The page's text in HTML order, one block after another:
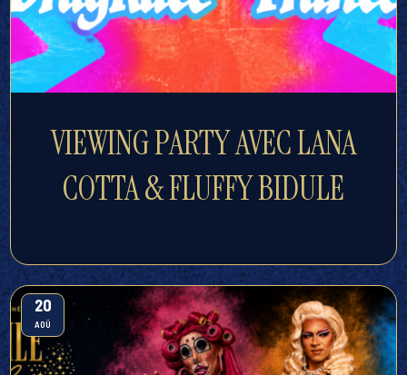
VIEWING PARTY AVEC LANA
COTTA & FLUFFY BIDULE